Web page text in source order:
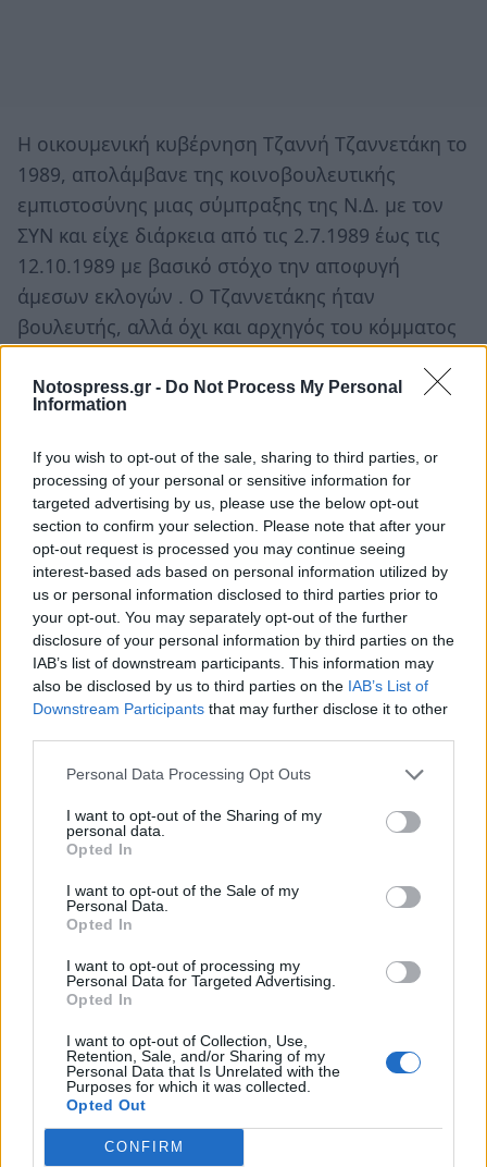
Notospress.gr - Do Not Process My Personal
Information
If you wish to opt-out of the sale, sharing to third parties, or
processing of your personal or sensitive information for
targeted advertising by us, please use the below opt-out
section to confirm your selection. Please note that after your
opt-out request is processed you may continue seeing
interest-based ads based on personal information utilized by
us or personal information disclosed to third parties prior to
your opt-out. You may separately opt-out of the further
disclosure of your personal information by third parties on the
IAB’s list of downstream participants. This information may
also be disclosed by us to third parties on the IAB’s List of
Downstream Participants that may further disclose it to other
Personal Data Processing Opt Outs
I want to opt-out of the Sharing of my
personal data.
Opted In
I want to opt-out of the Sale of my
Personal Data.
Opted In
I want to opt-out of processing my
Personal Data for Targeted Advertising.
Opted In
I want to opt-out of Collection, Use,
Retention, Sale, and/or Sharing of my
Personal Data that Is Unrelated with the
Purposes for which it was collected.
Opted Out
CONFIRM
Η οικουμενική κυβέρνηση Τζαννή Τζαννετάκη το
1989, απολάμβανε της κοινοβουλευτικής
εμπιστοσύνης μιας σύμπραξης της Ν.Δ. με τον
ΣΥΝ και είχε διάρκεια από τις 2.7.1989 έως τις
12.10.1989 με βασικό στόχο την αποφυγή
άμεσων εκλογών . O Tζαννετάκης ήταν
βουλευτής, αλλά όχι και αρχηγός του κόμματος
πρωθυπουργός από την "κοινή"
κοινοβουλευτική ομάδα των Ν.Δ.-ΣΥΝ, στο
πλαίσιο της διερευνητικής εντολής που είχε
λάβει ο Κ. Μητσοτάκης ως αρχηγός του σχετικά
πλειοψηφούντος κόμματος. Το Σύνταγμα δεν
διευκρινίζει εάν στο πλαίσιο αυτής της εντολής
επιτρέπεται ο σχηματισμός κυβέρνησης με τον
διορισμό πρωθυπουργού ατόμου διαφορετικού
από τον αρχηγό του κόμματος.
Μετά τις εκλογές του Νοέμβρη του 1989 που
διεξήχθησαν επί της υπηρεσιακής Κυβερνήσεως
Ι. Γρίβα και πάλι δεν υπήρξε αυτοδυναμία. Έτσι
τα τρία κόμματα συμφώνησαν να στηρίξουν μια
εξωκοινοβουλευτικό ακαδημαϊκό Ξενοφώντα
Ζολώτα, πρώην στέλεχος του Δ.Ν.Τ., διοικητή της
Τράπεζας της Ελλάδος και υπουργό
συντονισμού στην πρώτη μεταπολιτευτική
κυβέρνηση "εθνικής ενότητας" του
Κ.Καραμανλή. Ήταν εξωκοινοβουλευτικός και
δεν ήταν πρόεδρος ενός από τα τρία ανώτατα
δικαστήρια και η αποστολή της οικουμενικής
δεν ήταν (μόνον) να οδηγήσει τη χώρα σε
εκλογές.
Η Κυβέρνηση Λουκά Παπαδήμου σχηματίστηκε